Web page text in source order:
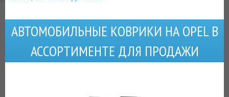
АВТОМОБИЛЬНЫЕ КОВРИКИ НА OPEL В
АССОРТИМЕНТЕ ДЛЯ ПРОДАЖИ